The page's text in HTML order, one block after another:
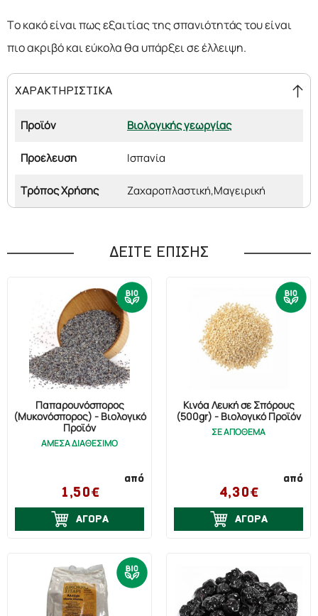
Το κακό είναι πως εξαιτίας της σπανιότητάς του είναι
πιο ακριβό και εύκολα θα υπάρξει σε έλλειψη.
ΧΑΡΑΚΤΗΡΙΣΤΙΚΑ
Προϊόν Βιολογικής γεωργίας
Προέλευση Ισπανία
Τρόπος Χρήσης Ζαχαροπλαστική,Μαγειρική
ΔΕΙΤΕ ΕΠΙΣΗΣ
Παπαρουνόσπορος
(Mυκονόσπορος) - Βιολογικό
Προϊόν
ΑΜΕΣΑ ΔΙΑΘΕΣΙΜΟ
από
1,50€
ΑΓΟΡΑ
Κινόα Λευκή σε Σπόρους
(500gr) - Βιολογικό Προϊόν
ΣΕ ΑΠΟΘΕΜΑ
από
4,30€
ΑΓΟΡΑ